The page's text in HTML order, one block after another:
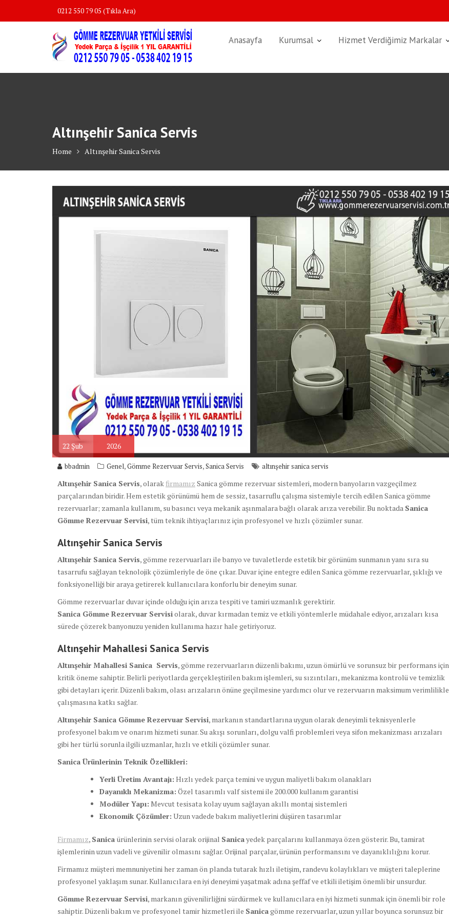
0212 550 79 05 (Tıkla Ara)
Anasayfa Kurumsal Hizmet Verdiğimiz Markalar
Altınşehir Sanica Servis
Home Altınşehir Sanica Servis
22 Şub 2026
bbadmin Genel,Gömme Rezervuar Servis,Sanica Servis altınşehir sanica servis
Altınşehir Sanica Servis, olarak firmamız Sanica gömme rezervuar sistemleri, modern banyoların vazgeçilmez
parçalarından biridir. Hem estetik görünümü hem de sessiz, tasarruflu çalışma sistemiyle tercih edilen Sanica gömme
rezervuarlar; zamanla kullanım, su basıncı veya mekanik aşınmalara bağlı olarak arıza verebilir. Bu noktada Sanica
Gömme Rezervuar Servisi, tüm teknik ihtiyaçlarınız için profesyonel ve hızlı çözümler sunar.
Altınşehir Sanica Servis
Altınşehir Sanica Servis, gömme rezervuarları ile banyo ve tuvaletlerde estetik bir görünüm sunmanın yanı sıra su
tasarrufu sağlayan teknolojik çözümleriyle de öne çıkar. Duvar içine entegre edilen Sanica gömme rezervuarlar, şıklığı ve
fonksiyonelliği bir araya getirerek kullanıcılara konforlu bir deneyim sunar.
Gömme rezervuarlar duvar içinde olduğu için arıza tespiti ve tamiri uzmanlık gerektirir.
Sanica Gömme Rezervuar Servisiolarak, duvar kırmadan temiz ve etkili yöntemlerle müdahale ediyor, arızaları kısa
sürede çözerek banyonuzu yeniden kullanıma hazır hale getiriyoruz.
Altınşehir Mahallesi Sanica Servis
Altınşehir Mahallesi Sanica Servis, gömme rezervuarların düzenli bakımı, uzun ömürlü ve sorunsuz bir performans için
kritik öneme sahiptir. Belirli periyotlarda gerçekleştirilen bakım işlemleri, su sızıntıları, mekanizma kontrolü ve temizlik
gibi detayları içerir. Düzenli bakım, olası arızaların önüne geçilmesine yardımcı olur ve rezervuarın maksimum verimlilikle
çalışmasına katkı sağlar.
Altınşehir Sanica Gömme Rezervuar Servisi, markanın standartlarına uygun olarak deneyimli teknisyenlerle
profesyonel bakım ve onarım hizmeti sunar. Su akışı sorunları, dolgu valfi problemleri veya sifon mekanizması arızaları
gibi her türlü sorunla ilgili uzmanlar, hızlı ve etkili çözümler sunar.
Sanica Ürünlerinin Teknik Özellikleri:
Yerli Üretim Avantajı: Hızlı yedek parça temini ve uygun maliyetli bakım olanakları
Dayanıklı Mekanizma: Özel tasarımlı valf sistemi ile 200.000 kullanım garantisi
Modüler Yapı: Mevcut tesisata kolay uyum sağlayan akıllı montaj sistemleri
Ekonomik Çözümler: Uzun vadede bakım maliyetlerini düşüren tasarımlar
Firmamız, Sanica ürünlerinin servisi olarak orijinal Sanicayedek parçalarını kullanmaya özen gösterir. Bu, tamirat
işlemlerinin uzun vadeli ve güvenilir olmasını sağlar. Orijinal parçalar, ürünün performansını ve dayanıklılığını korur.
Firmamız müşteri memnuniyetini her zaman ön planda tutarak hızlı iletişim, randevu kolaylıkları ve müşteri taleplerine
profesyonel yaklaşım sunar. Kullanıcılara en iyi deneyimi yaşatmak adına şeffaf ve etkili iletişim önemli bir unsurdur.
Gömme Rezervuar Servisi, markanın güvenilirliğini sürdürmek ve kullanıcılara en iyi hizmeti sunmak için önemli bir role
sahiptir. Düzenli bakım ve profesyonel tamir hizmetleri ile Sanicagömme rezervuarlar, uzun yıllar boyunca sorunsuz bir